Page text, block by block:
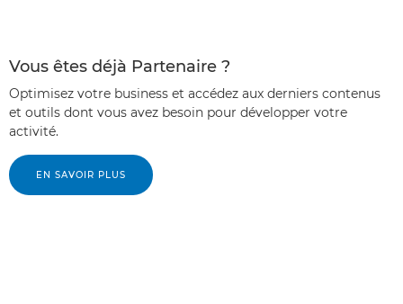
Vous êtes déjà Partenaire ?
Optimisez votre business et accédez aux derniers contenus
et outils dont vous avez besoin pour développer votre
activité.
EN SAVOIR PLUS